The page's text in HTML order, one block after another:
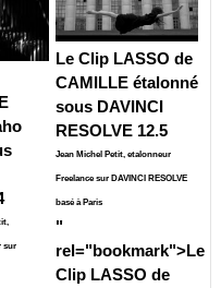
sur
Le Clip LASSO de
CAMILLE étalonné
sous DAVINCI
RESOLVE 12.5
Jean Michel Petit, etalonneur
Freelance sur DAVINCI RESOLVE
basé à Paris
"
rel="bookmark">Le
Clip LASSO de